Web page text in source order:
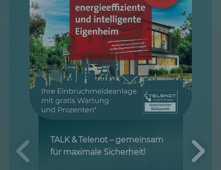
TALK & Telenot – gemeinsam
für maximale Sicherheit!